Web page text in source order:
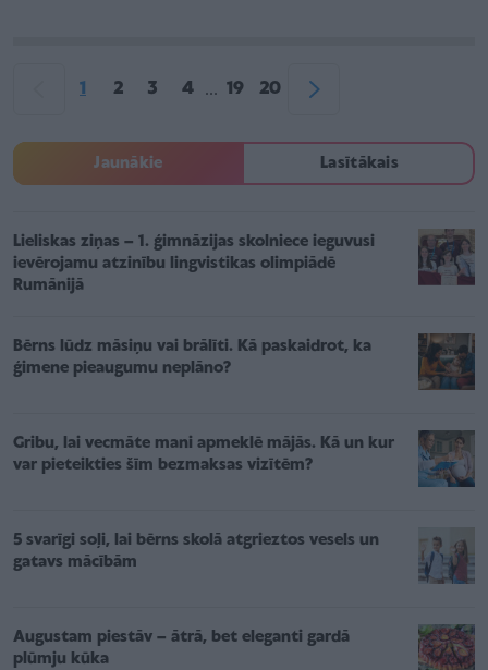
1 2 3 4 ... 19 20
Jaunākie Lasītākais
Lieliskas ziņas – 1. ģimnāzijas skolniece ieguvusi
ievērojamu atzinību lingvistikas olimpiādē
Rumānijā
Bērns lūdz māsiņu vai brālīti. Kā paskaidrot, ka
ģimene pieaugumu neplāno?
Gribu, lai vecmāte mani apmeklē mājās. Kā un kur
var pieteikties šīm bezmaksas vizītēm?
5 svarīgi soļi, lai bērns skolā atgrieztos vesels un
gatavs mācībām
Augustam piestāv – ātrā, bet eleganti gardā
plūmju kūka